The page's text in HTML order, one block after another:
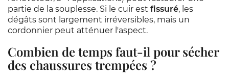
partie de la souplesse. Si le cuir est fissuré, les
dégâts sont largement irréversibles, mais un
cordonnier peut atténuer l'aspect.
Combien de temps faut-il pour sécher
des chaussures trempées ?